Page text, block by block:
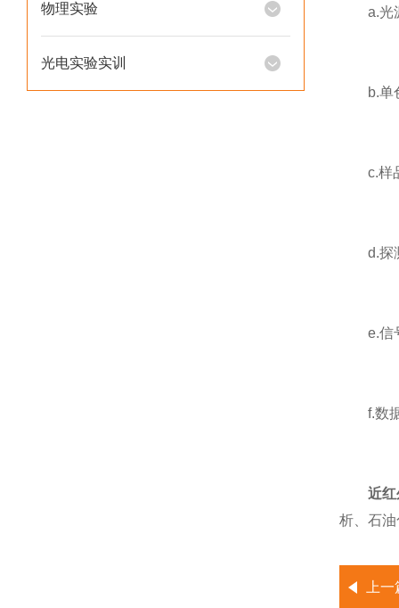
物理实验
光电实验实训
a.光源
b.单色
c.样品
d.探测
e.信号
f.数据
近
析、石
上